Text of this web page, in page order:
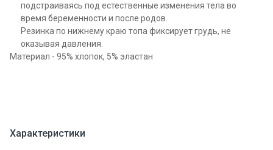
подстраиваясь под естественные изменения тела во
время беременности и после родов.
Резинка по нижнему краю топа фиксирует грудь, не
оказывая давления.
Материал - 95% хлопок, 5% эластан
Характеристики